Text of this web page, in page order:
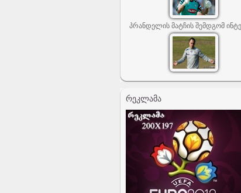
პრანდელის მატჩის შემდგომ
ᲠᲔᲙᲚᲐᲛᲐ